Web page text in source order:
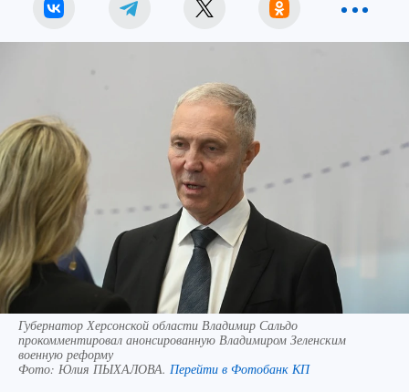
Губернатор Херсонской области Владимир Сальдо
прокомментировал анонсированную Владимиром Зеленским
военную реформу
Фото: Юлия ПЫХАЛОВА. Перейти в Фотобанк КП